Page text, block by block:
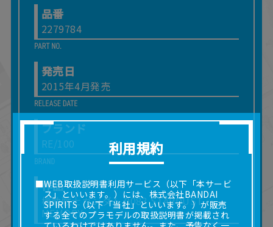
品番
2279784
発売日
2015年4月発売
ブランド
RE/100
作品
機動戦士ガンダム 0083 STARDUST
MEMORY
利用規約
■WEB取扱説明書利用サービス（以下「本サービ
ス」といいます。）には、株式会社BANDAI
SPIRITS（以下「当社」といいます。）が販売
する全てのプラモデルの取扱説明書が掲載され